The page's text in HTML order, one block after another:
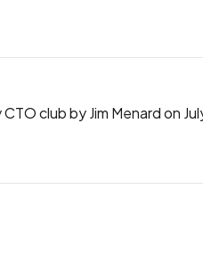
clubby Jim Menard on